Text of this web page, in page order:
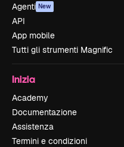
Agenti New
API
App mobile
Tutti gli strumenti Magnific
Inizia
Academy
Documentazione
Assistenza
Termini e condizioni